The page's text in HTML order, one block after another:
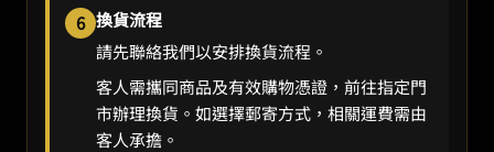
6 換貨流程
請先聯絡我們以安排換貨流程。
客人需攜同商品及有效購物憑證，前往指定門
市辦理換貨。如選擇郵寄方式，相關運費需由
客人承擔。